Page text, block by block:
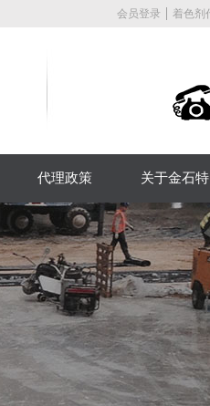
会员登录 着色剂
代理政策 关于金石特